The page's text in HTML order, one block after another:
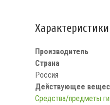
Характеристики
Производитель
Страна
Россия
Действующее
Средства/предметы